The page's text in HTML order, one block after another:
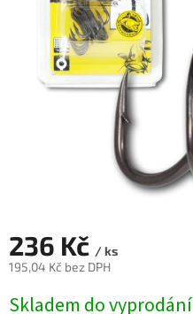
hvězdiček.
236 Kč / ks
195,04 Kč bez DPH
cena:
Skladem do vyprodání